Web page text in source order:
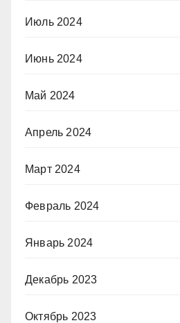
Июль 2024
Июнь 2024
Май 2024
Апрель 2024
Март 2024
Февраль 2024
Январь 2024
Декабрь 2023
Октябрь 2023